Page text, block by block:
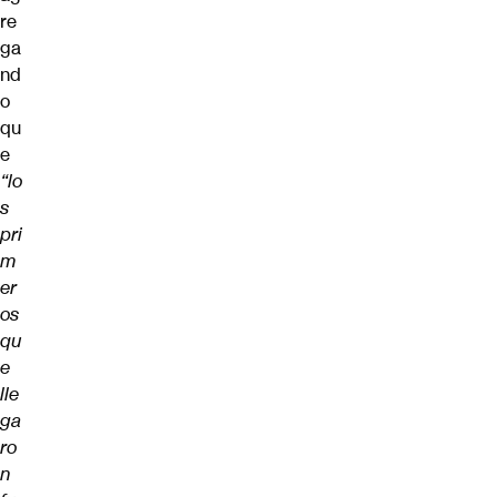
re
ga
nd
o
qu
e
“lo
s
pri
m
er
os
qu
e
lle
ga
ro
n